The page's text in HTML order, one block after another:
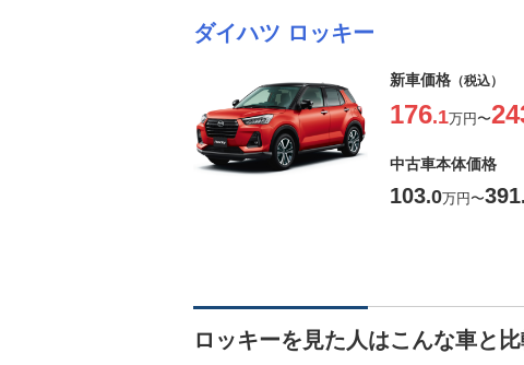
ダイハツ ロッキー
新車価格 （税込）
176.1万円〜
中古車本体価格
103.0万円〜391
ロッキーを見た人はこんな車と